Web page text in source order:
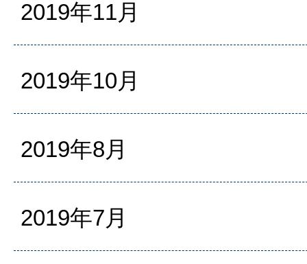
2019年11月
2019年10月
2019年8月
2019年7月